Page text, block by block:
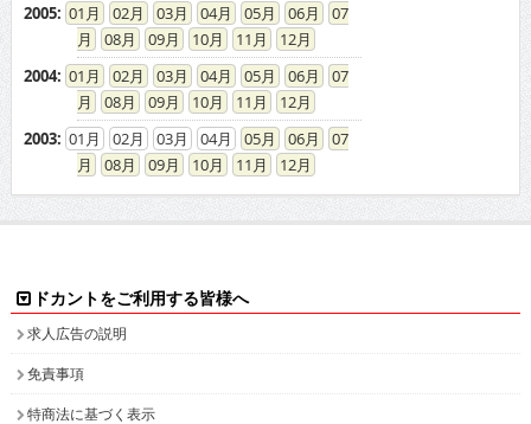
2005: 01 02 03 04 05 06
07
08
09 10 11
12
2004: 01 02 03 04 05 06
07
08
09 10 11
12
2003: 01 02 03 04 05 06
07
08
09 10 11 12
ドカントをご利用する皆様へ
求人広告の説明
免責事項
特商法に基づく表示